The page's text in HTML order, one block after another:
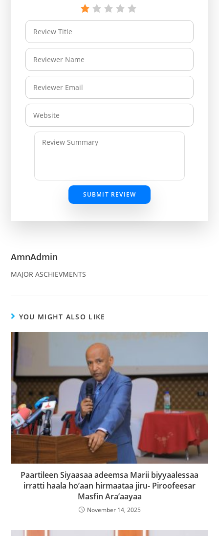
SUBMIT REVIEW
AmnAdmin
MAJOR ASCHIEVMENTS
YOU MIGHT ALSO LIKE
Paartileen Siyaasaa adeemsa Marii biyyaalessaa
irratti haala ho’aan hirmaataa jiru- Piroofeesar
Masfin Ara’aayaa
November 14, 2025